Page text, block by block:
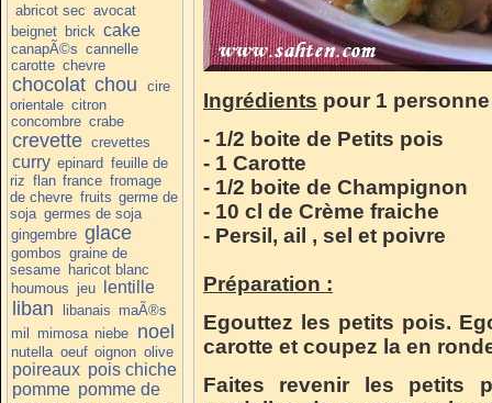
abricot sec avocat
beignet brick cake
canapÃ©s cannelle
carotte chevre
chocolat chou
cire
orientale citron
concombre crabe
crevette crevettes
curry epinard feuille de
riz flan france fromage
de chevre fruits germe de
soja germes de soja
gingembre glace
gombos graine de
sesame haricot blanc
houmous jeu lentille
liban libanais maÃ®s
mil mimosa niebe noel
nutella oeuf oignon olive
poireaux pois chiche
pomme pomme de
Ingrédients pour 1 personne
- 1/2 boite de Petits pois
- 1 Carotte
- 1/2 boite de Champignon
- 10 cl de Crème fraiche
- Persil, ail , sel et poivre
Préparation :
Egouttez les petits pois.
carotte et coupez la en
Faites revenir les petits